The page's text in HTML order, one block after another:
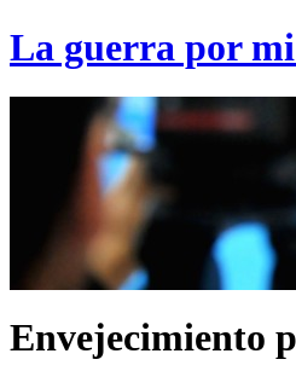
La guerra por
Envejecimiento